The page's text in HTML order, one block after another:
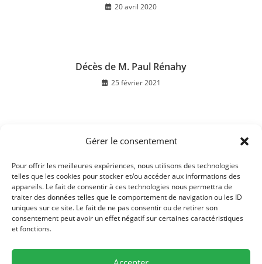
Gérer le consentement
Pour offrir les meilleures expériences, nous utilisons des technologies
telles que les cookies pour stocker et/ou accéder aux informations des
appareils. Le fait de consentir à ces technologies nous permettra de
traiter des données telles que le comportement de navigation ou les ID
uniques sur ce site. Le fait de ne pas consentir ou de retirer son
consentement peut avoir un effet négatif sur certaines caractéristiques
et fonctions.
20 avril 2020
Décès de M. Paul Rénahy
25 février 2021
Décès de Monsieur Georges DUPONT